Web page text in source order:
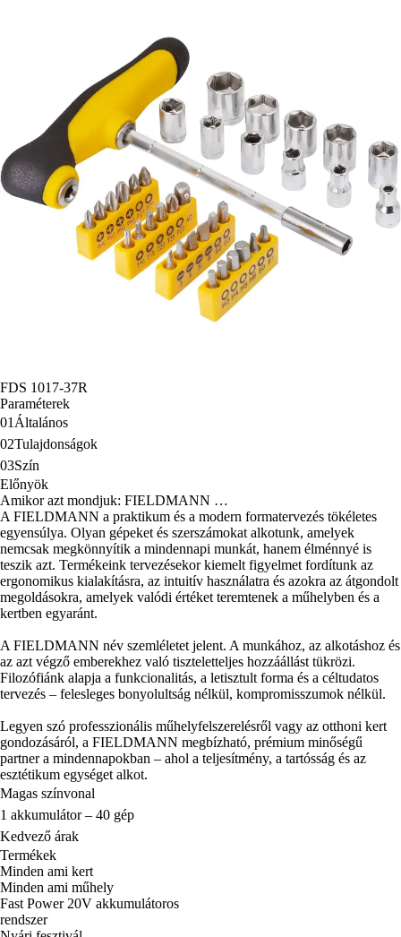
FDS 1017-37R
Paraméterek
01 Általános
02Tulajdonságok
03Szín
Előnyök
Amikor azt mondjuk: FIELDMANN …
A FIELDMANN a praktikum és a modern formatervezés tökéletes
egyensúlya. Olyan gépeket és szerszámokat alkotunk, amelyek
nemcsak megkönnyítik a mindennapi munkát, hanem élménnyé is
teszik azt. Termékeink tervezésekor kiemelt figyelmet fordítunk az
ergonomikus kialakításra, az intuitív használatra és azokra az átgondolt
megoldásokra, amelyek valódi értéket teremtenek a műhelyben és a
kertben egyaránt.
A FIELDMANN név szemléletet jelent. A munkához, az alkotáshoz és
az azt végző emberekhez való tiszteletteljes hozzáállást tükrözi.
Filozófiánk alapja a funkcionalitás, a letisztult forma és a céltudatos
tervezés – felesleges bonyolultság nélkül, kompromisszumok nélkül.
Legyen szó professzionális műhelyfelszerelésről vagy az otthoni kert
gondozásáról, a FIELDMANN megbízható, prémium minőségű
partner a mindennapokban – ahol a teljesítmény, a tartósság és az
esztétikum egységet alkot.
Magas színvonal
1 akkumulátor – 40 gép
Kedvező árak
Termékek
Minden ami kert
Minden ami műhely
Fast Power 20V akkumulátoros
rendszer